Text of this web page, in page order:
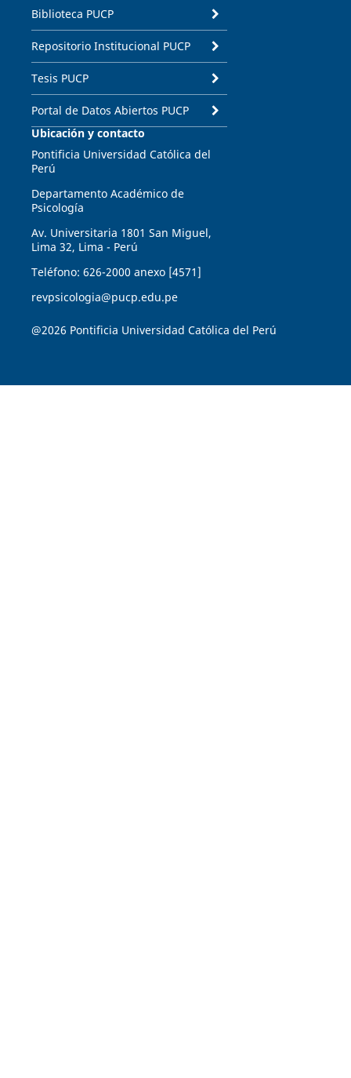
Biblioteca PUCP
Repositorio Institucional PUCP
Tesis PUCP
Portal de Datos Abiertos PUCP
Ubicación y contacto
Pontificia Universidad Católica del
Perú
Departamento Académico de
Psicología
Av. Universitaria 1801 San Miguel,
Lima 32, Lima - Perú
Teléfono: 626-2000 anexo [4571]
revpsicologia@pucp.edu.pe
@2026 Pontificia Universidad Católica del Perú